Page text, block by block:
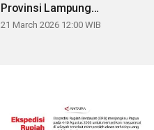
Provinsi Lampung
mengucapkan Selamat Hari
21 March 2026 12:00 WIB